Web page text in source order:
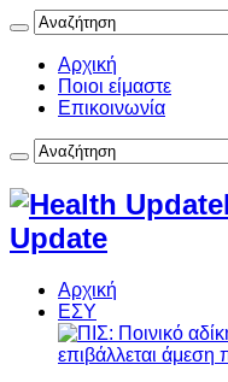
Αρχική
Ποιοι είμαστε
Επικοινωνία
Update
Αρχική
ΕΣΥ